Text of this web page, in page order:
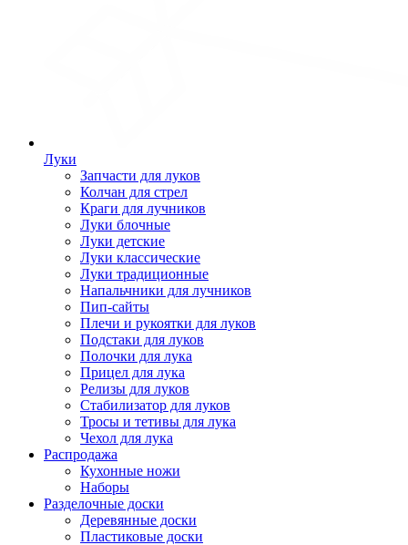
Луки
Запчасти для луков
Колчан для стрел
Краги для лучников
Луки блочные
Луки детские
Луки классические
Луки традиционные
Напальчники для лучников
Пип-сайты
Плечи и рукоятки для луков
Подстаки для луков
Полочки для лука
Прицел для лука
Релизы для луков
Стабилизатор для луков
Тросы и тетивы для лука
Чехол для лука
Распродажа
Кухонные ножи
Наборы
Разделочные доски
Деревянные доски
Пластиковые доски